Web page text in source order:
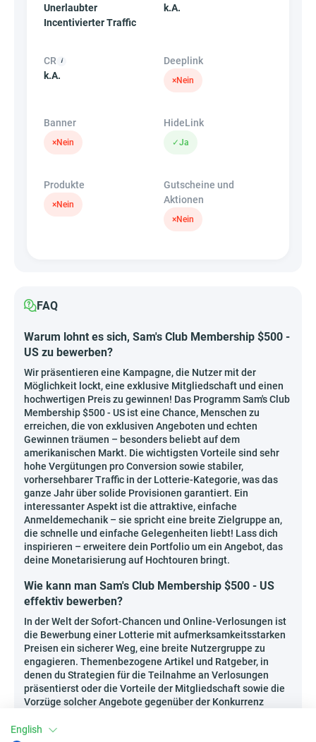
Unerlaubter
Incentivierter Traffic
k.A.
CR
k.A.
Deeplink
×Nein
Banner
×Nein
HideLink
✓Ja
Produkte
×Nein
Gutscheine und
Aktionen
×Nein
FAQ
Warum lohnt es sich, Sam's Club Membership $500 -
US zu bewerben?
Wir präsentieren eine Kampagne, die Nutzer mit der
Möglichkeit lockt, eine exklusive Mitgliedschaft und einen
hochwertigen Preis zu gewinnen! Das Programm Sam's Club
Membership $500 - US ist eine Chance, Menschen zu
erreichen, die von exklusiven Angeboten und echten
Gewinnen träumen – besonders beliebt auf dem
amerikanischen Markt. Die wichtigsten Vorteile sind sehr
hohe Vergütungen pro Conversion sowie stabiler,
vorhersehbarer Traffic in der Lotterie-Kategorie, was das
ganze Jahr über solide Provisionen garantiert. Ein
interessanter Aspekt ist die attraktive, einfache
Anmeldemechanik – sie spricht eine breite Zielgruppe an,
die schnelle und einfache Gelegenheiten liebt! Lass dich
inspirieren – erweitere dein Portfolio um ein Angebot, das
deine Monetarisierung auf Hochtouren bringt.
Wie kann man Sam's Club Membership $500 - US
effektiv bewerben?
In der Welt der Sofort-Chancen und Online-Verlosungen ist
die Bewerbung einer Lotterie mit aufmerksamkeitsstarken
Preisen ein sicherer Weg, eine breite Nutzergruppe zu
engagieren. Themenbezogene Artikel und Ratgeber, in
denen du Strategien für die Teilnahme an Verlosungen
präsentierst oder die Vorteile der Mitgliedschaft sowie die
Vorzüge solcher Angebote gegenüber der Konkurrenz
sind Quiz-Seiten oder Landingpages, die zur Registrierung
English